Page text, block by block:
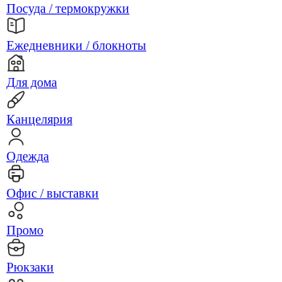
Посуда / термокружки
Ежедневники / блокноты
Для дома
Канцелярия
Одежда
Офис / выставки
Промо
Рюкзаки